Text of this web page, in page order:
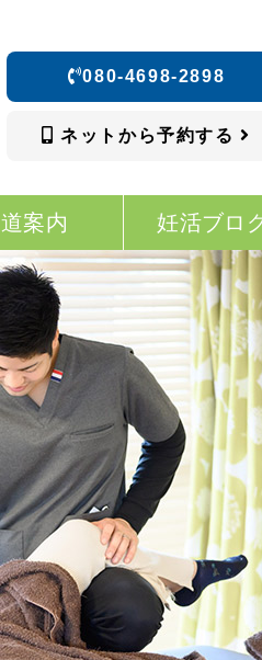
080-4698-2898
ネットから予約する
道案内 妊活ブロ